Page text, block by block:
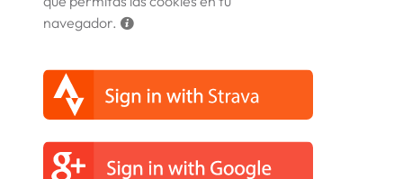
navegador.